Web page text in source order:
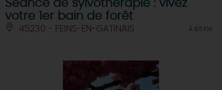
Séance de sylvothérapie : vivez
votre 1er bain de forêt
45230 - FEINS-EN-GATINAIS À 8.5 KM